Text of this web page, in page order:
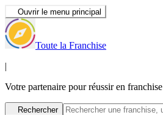
Ouvrir le menu principal
Toute la Franchise
|
Votre partenaire pour réussir en franchise
Rechercher